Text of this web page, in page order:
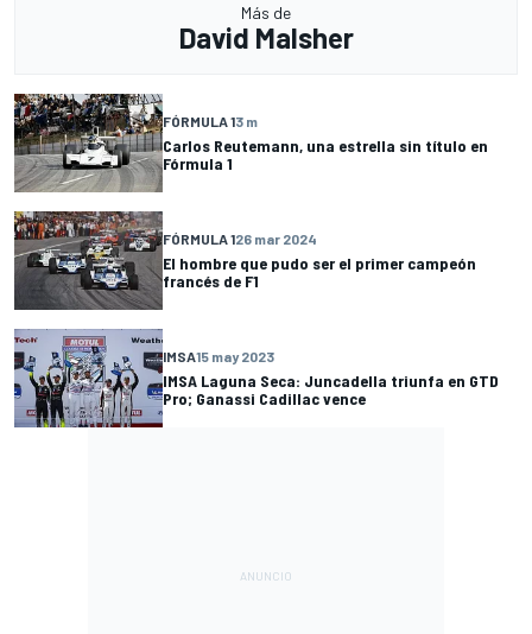
Más de
David Malsher
FÓRMULA 13 m
Carlos Reutemann, una estrella sin título en
Fórmula 1
FÓRMULA 126 mar 2024
El hombre que pudo ser el primer campeón
francés de F1
IMSA15 may 2023
IMSA Laguna Seca: Juncadella triunfa en GTD
Pro; Ganassi Cadillac vence